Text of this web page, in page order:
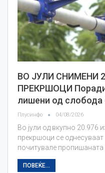
ВО ЈУЛИ СНИМЕНИ
ПРЕКРШОЦИ
лишени од слобода
Плусинфо 04/08/2026
Во јули од вкупно 20.976
прекршоци се однесуваат
почитувале
ПОВЕЌЕ...